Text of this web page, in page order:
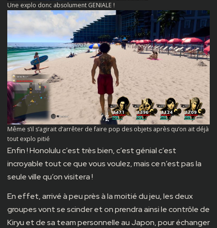
Une explo donc absolument GENIALE !
Même s’il s’agirait d’arrêter de faire pop des objets après qu’on ait déjà
tout explo pitié
Enfin ! Honolulu c’est très bien, c’est génial c’est
incroyable tout ce que vous voulez, mais ce n’est pas la
seule ville qu’on visitera !
En effet, arrivé à peu près à la moitié du jeu, les deux
groupes vont se scinder et on prendra ainsi le contrôle de
Kiryu et de sa team personnelle au Japon, pour échanger